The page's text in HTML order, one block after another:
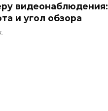
видеонаблюдения:
и угол обзора